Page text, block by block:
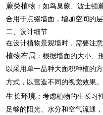
蕨类植物 ：如鸟巢蕨、波士顿
合用于点缀墙面，增加空间的层
二、设计细节
在设计植物景观墙时，需要注
植物布局 ：根据墙面的大小、
以采用单一品种大面积种植的
方式，以营造不同的视觉效果。
生长环境 ：考虑植物的生长习
足够的阳光、水分和空气流通